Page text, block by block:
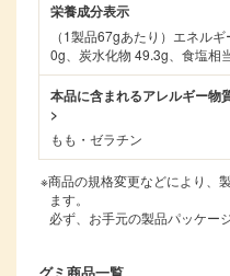
栄養成分表示
（1製品67gあたり）エネル
0g、炭水化物 49.3g、食塩相
本品に含まれるアレルギー物
>
もも・ゼラチン
※商品の規格変更などにより、
ます。
必ず、お手元の製品パッケー